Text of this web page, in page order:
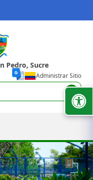
Pedro, Sucre
Administrar Sitio